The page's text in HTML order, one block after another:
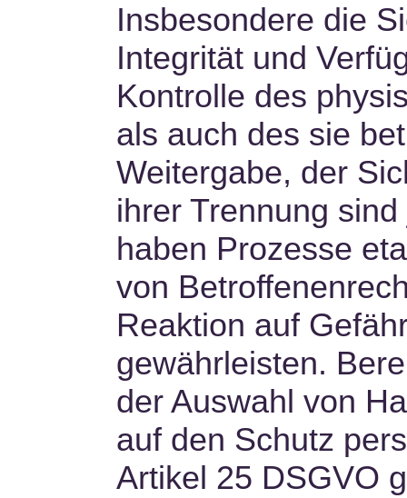
Insbesondere die
Integrität und
Kontrolle des
als auch des sie
Weitergabe, der
ihrer Trennung
haben Prozesse
von
Reaktion auf
gewährleisten.
der Auswahl von
auf den Schutz
Artikel 25 DSGVO